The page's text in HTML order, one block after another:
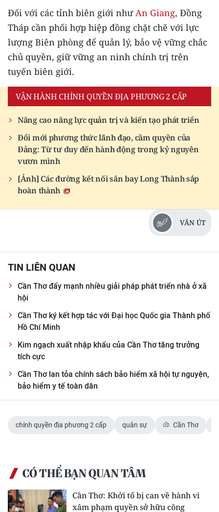
MUA BÁO
ĐỌC BÁO IN
ENGLISH
中文
FRANÇAIS
РУССКИЙ
ESPAÑOL
한국어
Đối với các tỉnh biên giới nhưAn Giang, Đồng
Tháp cần phối hợp hiệp đồng chặt chẽ với lực
lượng Biên phòng để quản lý, bảo vệ vững chắc
chủ quyền, giữ vững an ninh chính trị trên
tuyến biên giới.
VẬN HÀNH CHÍNH QUYỀN ĐỊA PHƯƠNG 2 CẤP
Nâng cao năng lực quản trị và kiến tạo phát triển
Đổi mới phương thức lãnh đạo, cầm quyền của
Đảng: Từ tư duy đến hành động trong kỷ nguyên
vươn mình
[Ảnh] Các đường kết nối sân bay Long Thành sắp
hoàn thành
VĂN ÚT
TIN LIÊN QUAN
Cần Thơ đẩy mạnh nhiều giải pháp phát triển nhà ở xã
hội
Cần Thơ ký kết hợp tác với Đại học Quốc gia Thành phố
Hồ Chí Minh
Kim ngạch xuất nhập khẩu của Cần Thơ tăng trưởng
tích cực
Cần Thơ lan tỏa chính sách bảo hiểm xã hội tự nguyện,
bảo hiểm y tế toàn dân
chính quyền địa phương 2 cấp quân sự Cần Thơ
CÓ THỂ BẠN QUAN TÂM
Cần Thơ: Khởi tố bị can về hành vi
xâm phạm quyền sở hữu công